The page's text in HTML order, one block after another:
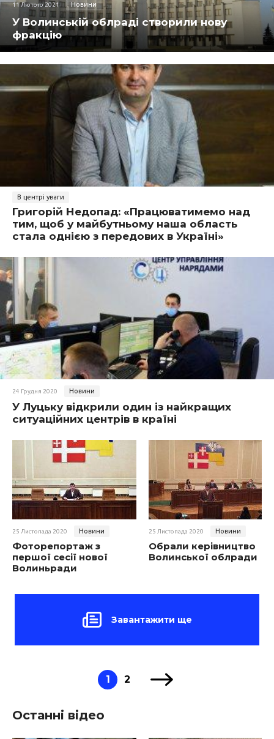
11 Лютого 2021 Новини
У Волинській облраді створили нову
фракцію
В центрі уваги
Григорій Недопад: «Працюватимемо над
тим, щоб у майбутньому наша область
стала однією з передових в Україні»
24 Грудня 2020 Новини
У Луцьку відкрили один із найкращих
ситуаційних центрів в країні
25 Листопада 2020 Новини
Фоторепортаж з
першої сесії нової
Волиньради
25 Листопада 2020 Новини
Обрали керівництво
Волинської облради
Завантажити ще
1 2
Останні відео